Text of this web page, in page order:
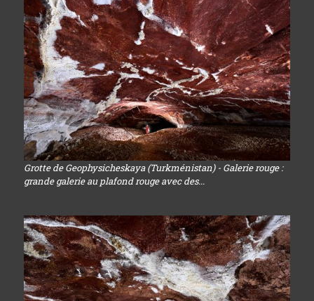
Grotte de Geophysicheskaya (Turkménistan) - Galerie rouge :
grande galerie au plafond rouge avec des...